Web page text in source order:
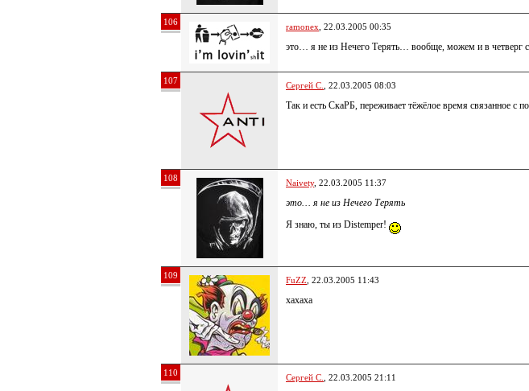
106 ramonex , 22.03.2005 00:35
это… я не из Нечего Терять… вообще, можем и в
107 Сергей С. , 22.03.2005 08:03
Так и есть СкаРБ, переживает тёжёлое время связанное с
108 Naivety, 22.03.2005 11:37
это… я не из Нечего Терять
Я знаю, ты из Distemper!
109 FuZZ , 22.03.2005 11:43
хахаха
110 Сергей С. , 22.03.2005 21:11